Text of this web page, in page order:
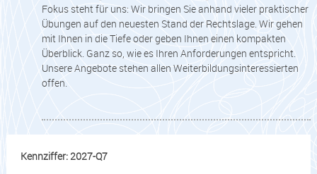
Fokus steht für uns: Wir bringen Sie anhand vieler praktischer
Übungen auf den neuesten Stand der Rechtslage. Wir gehen
mit Ihnen in die Tiefe oder geben Ihnen einen kompakten
Überblick. Ganz so, wie es Ihren Anforderungen entspricht.
Unsere Angebote stehen allen Weiterbildungsinteressierten
offen.
Kennziffer: 2027-Q7